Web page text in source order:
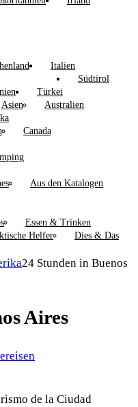
Italien
Südtirol
Türkei
Asien
Australien
Canada
Aus den Katalogen
Essen & Trinken
Helfer
Dies & Das
24 Stunden in Buenos
Aires
de la Ciudad